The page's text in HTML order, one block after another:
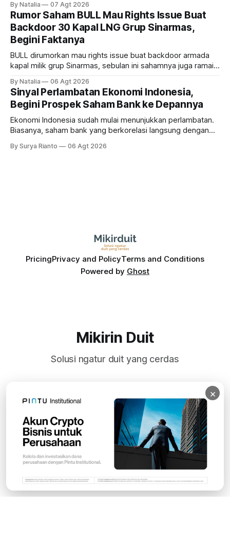
estate, ada siapa saja mereka?
By Natalia 07 Agt 2026
Rumor Saham BULL Mau Rights Issue Buat
Backdoor 30 Kapal LNG Grup Sinarmas,
Begini Faktanya
BULL dirumorkan mau rights issue buat backdoor armada
kapal milik grup Sinarmas, sebulan ini sahamnya juga ramai
masih menarik dilirik?
By Natalia 06 Agt 2026
Sinyal Perlambatan Ekonomi Indonesia,
Begini Prospek Saham Bank ke Depannya
Ekonomi Indonesia sudah mulai menunjukkan perlambatan.
Biasanya, saham bank yang berkorelasi langsung dengan
bank ke depannya?
By Surya Rianto 06 Agt 2026
PricingPrivacy and PolicyTerms and Conditions
Powered by Ghost
Mikirin Duit
Solusi ngatur duit yang cerdas
Subscribe
×